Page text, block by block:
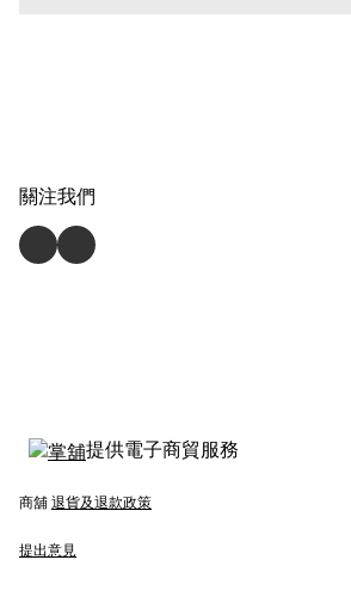
關注我們
提供電子商貿服務
商舖 退貨及退款政策
提出意見